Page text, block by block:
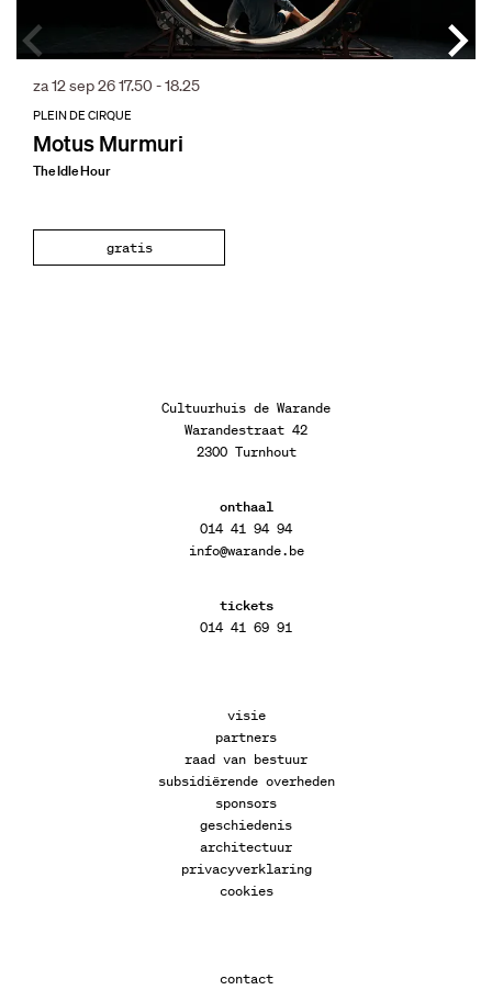
Motus Murmuri
The Idle Hour
PLEIN DE CIRQUE
za 12 sep 2617.50 - 18.25
gratis
Cultuurhuis de Warande
Warandestraat 42
2300 Turnhout
onthaal
014 41 94 94
info@warande.be
tickets
014 41 69 91
visie
partners
raad van bestuur
subsidiërende overheden
sponsors
geschiedenis
architectuur
privacyverklaring
cookies
contact